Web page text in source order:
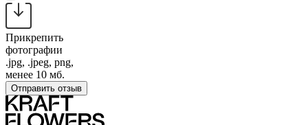
Прикрепить
фотографии
.jpg, .jpeg, png,
менее 10 мб.
Отправить отзыв